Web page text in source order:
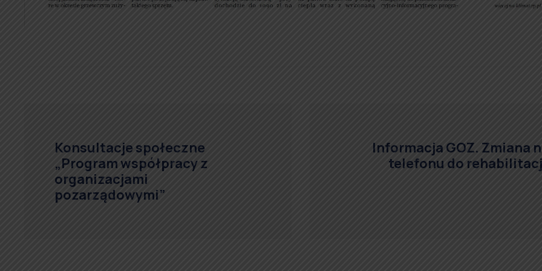
Konsultacje społeczne
„Program współpracy z
organizacjami
pozarządowymi”
Informacja GOZ. Zmiana
telefonu do